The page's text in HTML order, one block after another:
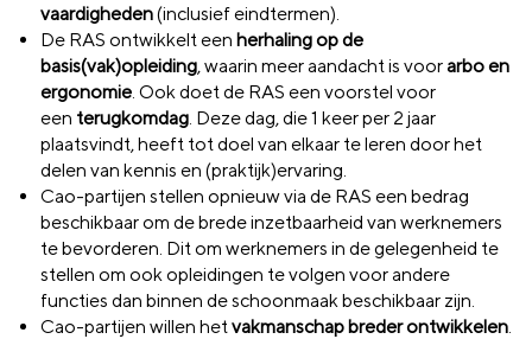
vaardigheden(inclusief eindtermen).
De RAS ontwikkelt een herhaling op de
basis(vak)opleiding, waarin meer aandacht is voorarbo en
ergonomie . Ook doet de RAS een voorstel voor
een terugkomdag . Deze dag, die 1 keer per 2 jaar
plaatsvindt, heeft tot doel van elkaar te leren door het
delen van kennis en (praktijk)ervaring.
Cao-partijen stellen opnieuw via de RAS een bedrag
beschikbaar om de brede inzetbaarheid van werknemers
te bevorderen. Dit om werknemers in de gelegenheid te
stellen om ook opleidingen te volgen voor andere
functies dan binnen de schoonmaak beschikbaar zijn.
Cao-partijen willen het vakmanschap breder ontwikkelen